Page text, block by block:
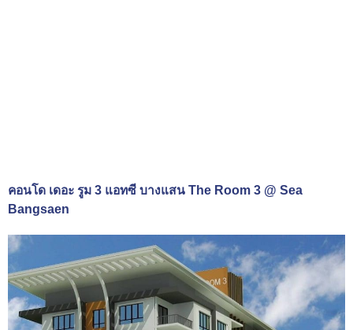
คอนโด เดอะ รูม 3 แอทซี บางแสน The Room 3 @ Sea
Bangsaen